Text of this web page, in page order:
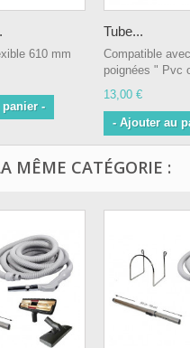
610 mm
-
Tube...
Compatible
poignées " Pvc
13,00 €
- Ajouter au
MÊME CATÉGORIE :